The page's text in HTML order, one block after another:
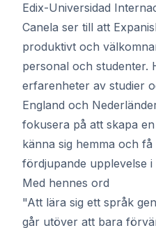
Edix-Universidad
Canela ser till att
produktivt och
personal och studenter.
erfarenheter av studier
England och
fokusera på att skapa
känna sig hemma och
fördjupande upplevelse i
Med hennes ord
"Att lära sig ett språk
går utöver att bara